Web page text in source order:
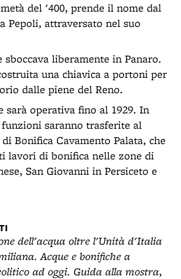
del '400, prende il nome dal
Pepoli, attraversato nel suo
liberamente in Panaro.
una chiavica a portoni per
dalle piene del Reno.
sarà operativa fino al 1929. In
saranno trasferite al
Bonifica Cavamento Palata, che
lavori di bonifica nelle zone di
San Giovanni in Persiceto e
dell'acqua oltre l'Unità d'Italia
Acque e bonifiche a
ad oggi. Guida alla mostra,